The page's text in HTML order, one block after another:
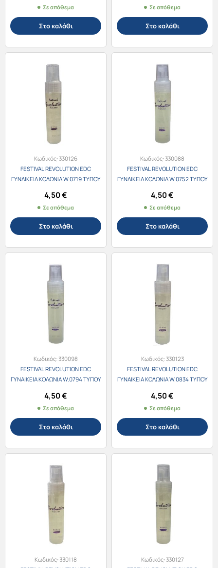
Σε απόθεμα
Στο καλάθι
Σε απόθεμα
Στο καλάθι
Κωδικός:330126
FESTIVAL REVOLUTION EDC
ΓΥΝΑΙΚΕΙΑ ΚΟΛΩΝΙΑ W.0719 ΤΥΠΟΥ
4,50€
Σε απόθεμα
Στο καλάθι
Κωδικός:330088
FESTIVAL REVOLUTION EDC
ΓΥΝΑΙΚΕΙΑ ΚΟΛΩΝΙΑ W.0752 ΤΥΠΟΥ
4,50€
Σε απόθεμα
Στο καλάθι
Κωδικός:330098
FESTIVAL REVOLUTION EDC
ΓΥΝΑΙΚΕΙΑ ΚΟΛΩΝΙΑ W.0794 ΤΥΠΟΥ
Cristal 30ml
4,50€
Σε απόθεμα
Στο καλάθι
Κωδικός:330123
FESTIVAL REVOLUTION EDC
ΓΥΝΑΙΚΕΙΑ ΚΟΛΩΝΙΑ W.0834 ΤΥΠΟΥ
4,50€
Σε απόθεμα
Στο καλάθι
Κωδικός:330118
Κωδικός:330127